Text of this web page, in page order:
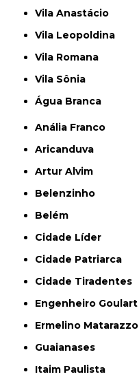
Vila Anastácio
Vila Leopoldina
Vila Romana
Vila Sônia
Água Branca
Anália Franco
Aricanduva
Artur Alvim
Belenzinho
Belém
Cidade Líder
Cidade Patriarca
Cidade Tiradentes
Engenheiro Goulart
Ermelino Matarazzo
Guaianases
Itaim Paulista